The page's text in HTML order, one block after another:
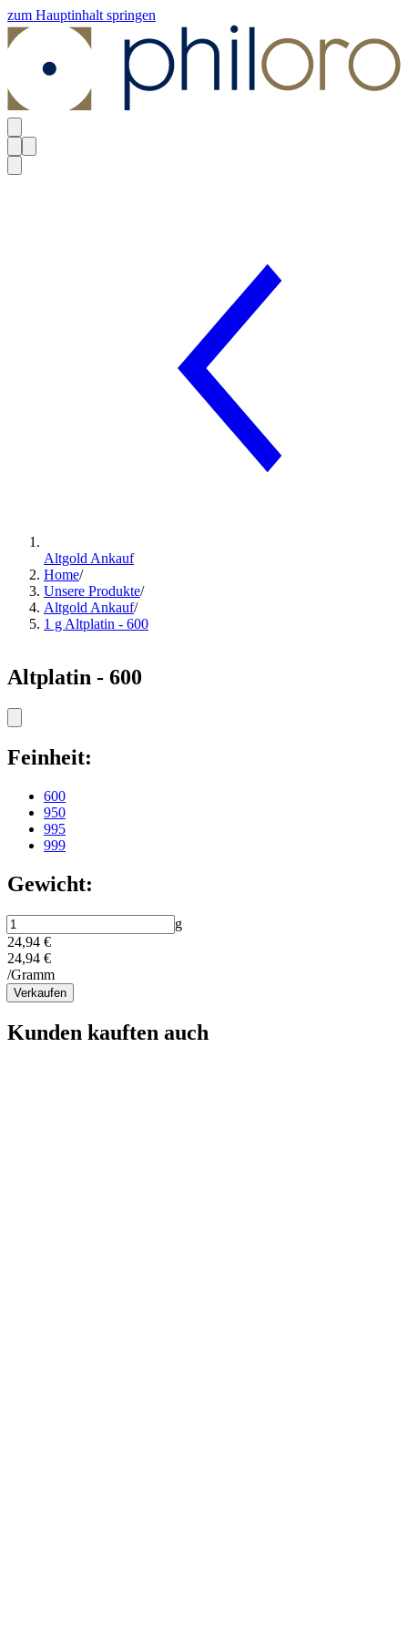
zum Hauptinhalt springen
Altgold Ankauf
Home/
Unsere Produkte/
Altgold Ankauf/
1 g Altplatin - 600
Altplatin - 600
Feinheit:
600
950
995
999
Gewicht:
g
24,94 €
24,94 €
/Gramm
Verkaufen
Kunden kauften auch